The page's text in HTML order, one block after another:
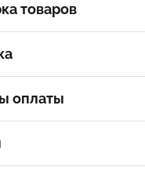
товаров
оплаты